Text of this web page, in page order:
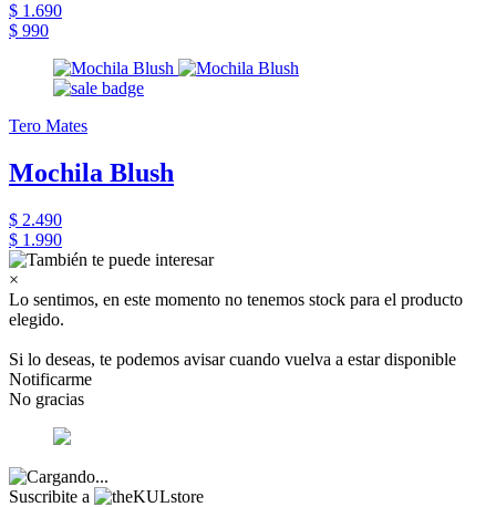
$ 1.690
$ 990
Tero Mates
Mochila Blush
$ 2.490
$ 1.990
×
Lo sentimos, en este momento no tenemos stock para el producto
elegido.
Si lo deseas, te podemos avisar cuando vuelva a estar disponible
Notificarme
No gracias
Suscribite a